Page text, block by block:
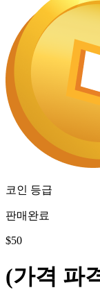
코인 등급
판매완료
$50
(가격 파